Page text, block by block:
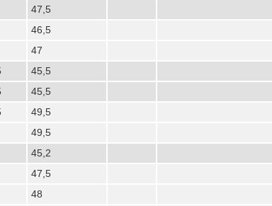
47,5
46,5
47
45,5
45,5
49,5
49,5
45,2
47,5
48